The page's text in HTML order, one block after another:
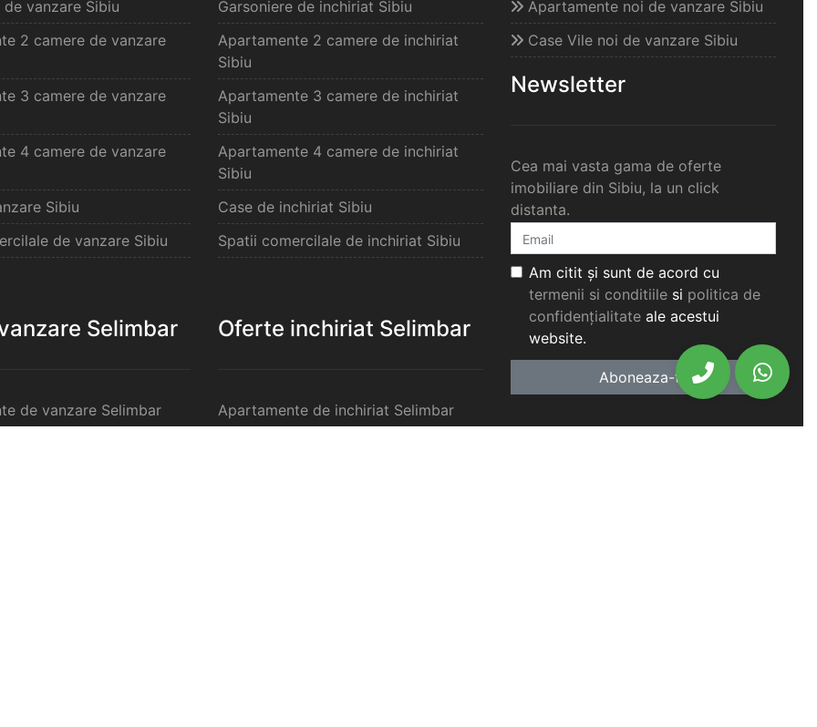
de vanzare Sibiu
2 camere de vanzare
3 camere de vanzare
4 camere de vanzare
Sibiu
de vanzare Sibiu
Selimbar
de vanzare Selimbar
Garsoniere de inchiriat Sibiu
Apartamente 2 camere de inchiriat
Sibiu
Apartamente 3 camere de inchiriat
Sibiu
Apartamente 4 camere de inchiriat
Sibiu
Case de inchiriat Sibiu
Spatii comercilale de inchiriat Sibiu
Oferte inchiriat Selimbar
Apartamente de inchiriat Selimbar
Apartamente noi de vanzare Sibiu
Case Vile noi de vanzare Sibiu
Newsletter
Cea mai vasta gama de oferte
imobiliare din Sibiu, la un click
distanta.
Am citit și sunt de acord cu
termenii si conditiile si politica de
confidențialitate ale acestui
website.
Aboneaza-te